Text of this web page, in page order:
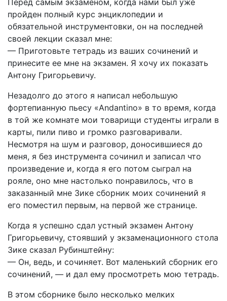
Перед самым экзаменом, когда нами был уже
пройден полный курс энциклопедии и
обязательной инструментовки, он на последней
своей лекции сказал мне:
— Приготовьте тетрадь из ваших сочинений и
принесите ее мне на экзамен. Я хочу их показать
Антону Григорьевичу.
Незадолго до этого я написал небольшую
фортепианную пьесу «Andantino» в то время, когда
в той же комнате мои товарищи студенты играли в
карты, пили пиво и громко разговаривали.
Несмотря на шум и разговор, доносившиеся до
меня, я без инструмента сочинил и записал что
произведение и, когда я его потом сыграл на
рояле, оно мне настолько понравилось, что в
заказанный мне Зике сборник моих сочинений я
его поместил первым, на первой же странице.
Когда я успешно сдал устный экзамен Антону
Григорьевичу, стоявший у экзаменационного стола
Зике сказал Рубинштейну:
— Он, ведь, и сочиняет. Вот маленький сборник его
сочинений, — и дал ему просмотреть мою тетрадь.
В этом сборнике было несколько мелких